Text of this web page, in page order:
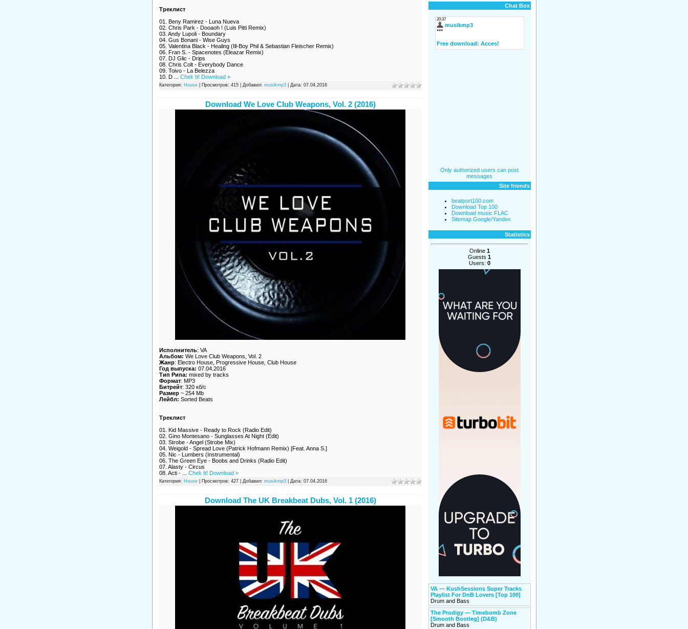
Треклист
01. Beny Ramirez - Luna Nueva
02. Chris Park - Dooaoh ! (Luis Pitti Remix)
03. Andy Lupoli - Boundary
04. Gus Bonani - Wise Guys
05. Valentina Black - Healing (Ill-Boy Phil & Sebastian Fleischer Remix)
06. Fran S. - Spacenotes (Eleazar Remix)
07. DJ Glic - Drips
08. Chris Colt - Everybody Dance
09. Toivo - La Belezza
10. D ... Chek It! Download »
Категория: House| Просмотров: 415 | Добавил: musikmp3| Дата: 07.04.2016
Download We Love Club Weapons, Vol. 2 (2016)
Исполнитель: VA
Альбом: We Love Club Weapons, Vol. 2
Жанр: Electro House, Progressive House, Club House
Год выпуска: 07.04.2016
Тип Рипа: mixed by tracks
Формат: MP3
Битрейт: 320 кб/c
Размер~ 254 Mb
Лейбл: Sorted Beats
Треклист
01. Kid Massive - Ready to Rock (Radio Edit)
02. Gino Montesano - Sunglasses At Night (Edit)
03. Strobe - Angel (Strobe Mix)
04. Weigold - Spread Love (Patrick Hofmann Remix) [Feat. Anna S.]
05. Nic - Lumbers (Instrumental)
06. The Green Eye - Boobs and Drinks (Radio Edit)
07. Alasty - Circus
08. Acti - ... Chek It! Download »
Категория: House| Просмотров: 427 | Добавил: musikmp3| Дата: 07.04.2016
Download The UK Breakbeat Dubs, Vol. 1 (2016)
Chat Box
Only authorized users can post
messages
Site friends
beatport100.com
Download Top 100
Download music FLAC
Sitemap Google/Yandex
Statistics
Online 1
Guests 1
Users: 0
VA — KushSessions Super Tracks
Playlist For DnB Lovers [Top 100]
Drum and Bass
The Prodigy — Timebomb Zone
[Smooth Bootleg] (D&B)
Drum and Bass